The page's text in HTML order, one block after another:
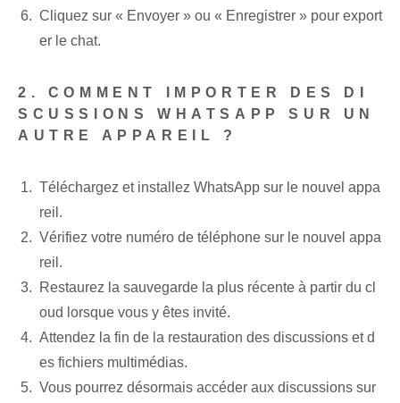
Cliquez sur « Envoyer » ou « Enregistrer » pour export
er le chat.
2. COMMENT IMPORTER DES DI
SCUSSIONS WHATSAPP SUR UN
AUTRE APPAREIL ?
Téléchargez et installez WhatsApp sur le nouvel appa
reil.
Vérifiez votre numéro de téléphone sur le nouvel appa
reil.
Restaurez la sauvegarde la plus récente à partir du cl
oud lorsque vous y êtes invité.
Attendez la fin de la restauration des discussions et d
es fichiers multimédias.
Vous pourrez désormais accéder aux discussions sur